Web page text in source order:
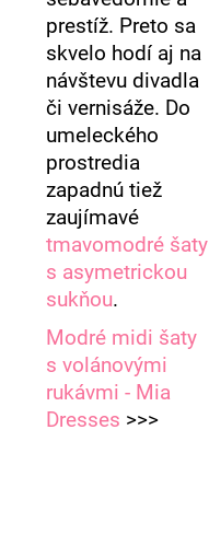
prestíž. Preto sa
skvelo hodí aj na
návštevu divadla
či vernisáže. Do
umeleckého
prostredia
zapadnú tiež
zaujímavé
tmavomodré šaty
s asymetrickou
sukňou.
Modré midi šaty
s volánovými
rukávmi - Mia
Dresses >>>